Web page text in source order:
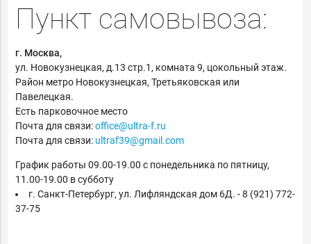
Пункт самовывоза:
г. Москва,
ул. Новокузнецкая, д.13 стр.1, комната 9, цокольный этаж.
Район метро Новокузнецкая, Третьяковская или
Павелецкая.
Есть парковочное место
Почта для связи:office@ultra-f.ru
Почта для связи: ultraf39@gmail.com
График работы 09.00-19.00 с понедельника по пятницу,
11.00-19.00 в субботу
г. Санкт-Петербург, ул. Лифляндская дом 6Д. - 8 (921) 772-
37-75